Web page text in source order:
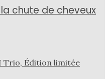
chute de cheveux